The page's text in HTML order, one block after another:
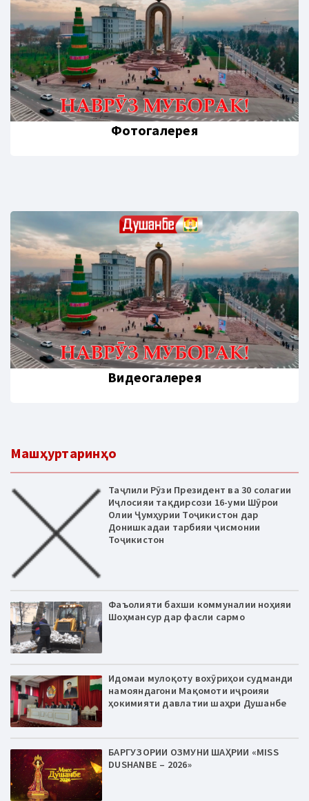
Фотогалерея
Видеогалерея
Машҳуртаринҳо
Таҷлили Рӯзи Президент ва 30 солагии
Иҷлосияи тақдирсози 16-уми Шӯрои
Олии Ҷумҳурии Тоҷикистон дар
Донишкадаи тарбияи ҷисмонии
Тоҷикистон
Фаъолияти бахши коммуналии ноҳияи
Шоҳмансур дар фасли сармо
Идомаи мулоқоту вохӯриҳои судманди
намояндагони Мақомоти иҷроияи
ҳокимияти давлатии шаҳри Душанбе
БАРГУЗОРИИ ОЗМУНИ ШАҲРИИ «MISS
DUSHANBE – 2026»